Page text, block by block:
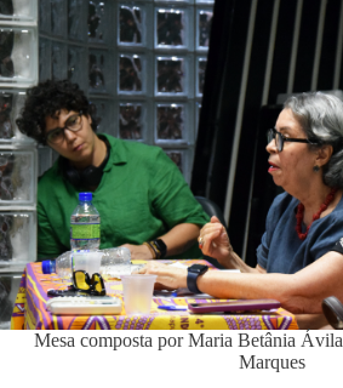
Mesa composta por Maria Betânia
Marques